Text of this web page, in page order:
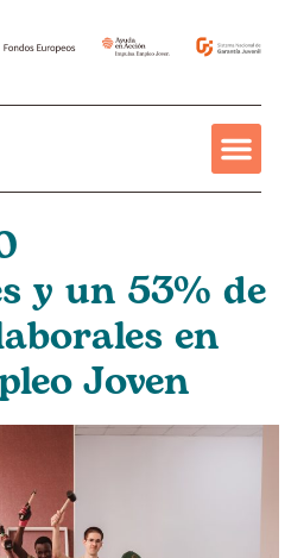
Empleo
y un 53% de
en
Joven